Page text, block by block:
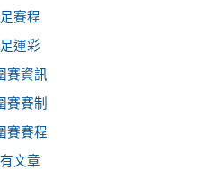
賽程
運彩
賽資訊
賽賽制
賽賽程
文章